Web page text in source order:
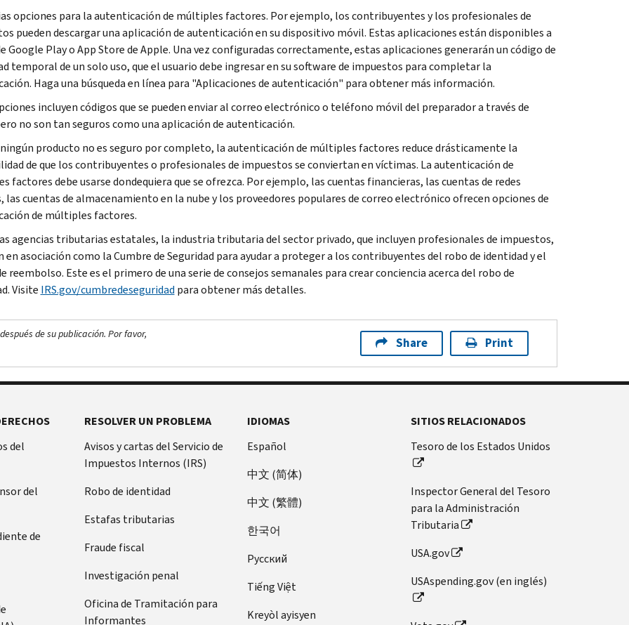
opciones para la autenticación de múltiples factores. Por ejemplo, los contribuyentes y los profesionales de
pueden descargar una aplicación de autenticación en su dispositivo móvil. Estas aplicaciones están disponibles a
Google Playo AppStorede Apple. Una vez configuradas correctamente, estas aplicaciones generarán un código de
temporal de un solo uso, que el usuario debe ingresar en su software de impuestos para completar la
Haga una búsqueda en línea para "Aplicaciones de autenticación" para obtener más información.
incluyen códigos que se pueden enviar al correo electrónico o teléfono móvil del preparador a través de
no son tan seguros como una aplicación de autenticación.
ningún producto no es seguro por completo, la autenticación de múltiples factores reduce drásticamente la
de que los contribuyentes o profesionales de impuestos se conviertan en víctimas. La autenticación de
factores debe usarse dondequiera que se ofrezca. Por ejemplo, las cuentas financieras, las cuentas de redes
las cuentas de almacenamiento en la nube y los proveedores populares de correo electrónico ofrecen opciones de
de múltiples factores.
agencias tributarias estatales, la industria tributaria del sector privado, que incluyen profesionales de impuestos,
en asociación como la Cumbre de Seguridad para ayudar a proteger a los contribuyentes del robo de identidad y el
reembolso. Este es el primero de una serie de consejos semanales para crear conciencia acerca del robo de
Visite IRS.gov/cumbredeseguridad para obtener más detalles.
de su publicación. Por favor,
Share Print
del
del
de
RESOLVER UN PROBLEMA
Avisos y cartas del Servicio de
Impuestos Internos (IRS)
Robo de identidad
Estafas tributarias
Fraude fiscal
Investigación penal
Oficina de Tramitación para
Informantes
IDIOMAS
Español
中文 (简体)
中文 (繁體)
한국어
Pусский
Tiếng Việt
Kreyòl ayisyen
SITIOS RELACIONADOS
Tesoro de los Estados Unidos
Inspector General del Tesoro
para la Administración
Tributaria
USA.gov
USAspending.gov (en inglés)